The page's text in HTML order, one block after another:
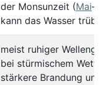
der Monsunzeit (Mai
kann das Wasser trüb
meist ruhiger
bei stürmischem
stärkere Brandung und